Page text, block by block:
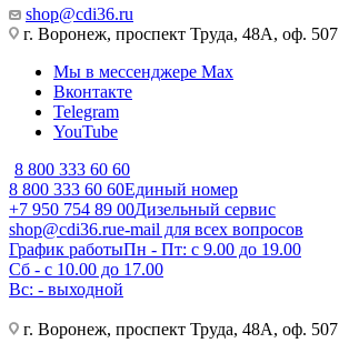
shop@cdi36.ru
г. Воронеж, проспект Труда, 48А, оф. 507
Мы в мессенджере Max
Вконтакте
Telegram
YouTube
8 800 333 60 60
8 800 333 60 60Единый номер
+7 950 754 89 00Дизельный сервис
shop@cdi36.rue-mail для всех вопросов
График работыПн - Пт: с 9.00 до 19.00
Сб - с 10.00 до 17.00
Вс: - выходной
г. Воронеж, проспект Труда, 48А, оф. 507